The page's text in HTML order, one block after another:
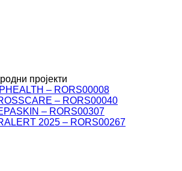
пројекти
– RORS00008
– RORS00040
– RORS00307
2025 – RORS00267